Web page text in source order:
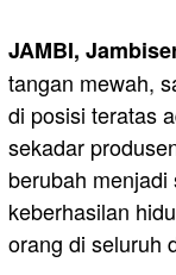
JAMBI,
tangan mewah,
di posisi teratas
sekadar
berubah
keberhasilan
orang di seluruh